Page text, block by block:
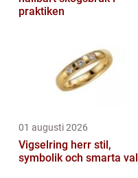
praktiken
01 augusti 2026
Vigselring herr stil,
symbolik och smarta val